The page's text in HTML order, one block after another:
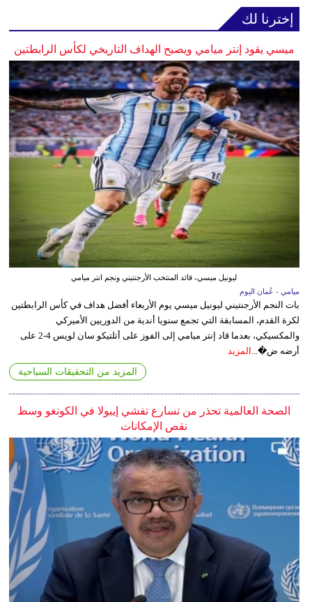
إخترنا لك
ميسي يقود إنتر ميامي ويصبح الهداف التاريخي لكأس الرابطتين
ليونيل ميسي، قائد المنتخب الأرجنتيني ونجم انتر ميامي
ميامي - عُمان اليوم
بات النجم الأرجنتيني ليونيل ميسي يوم الأربعاء أفضل هداف في كأس الرابطتين
لكرة القدم، المسابقة التي تجمع سنويا أندية من الدوريين الأميركي
والمكسيكي، بعدما قاد إنتر ميامي إلى الفوز على أتلتيكو سان لويس 4-2 على
أرضه ض�... المزيد
المزيد من التحقيقات السياحية
الصحة العالمية تحذر من تسارع تفشي إيبولا في الكونغو وسط
نقص الإمكانات